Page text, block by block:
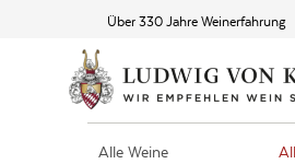
Über 330 Jahre Weinerfahrung
Alle Weine